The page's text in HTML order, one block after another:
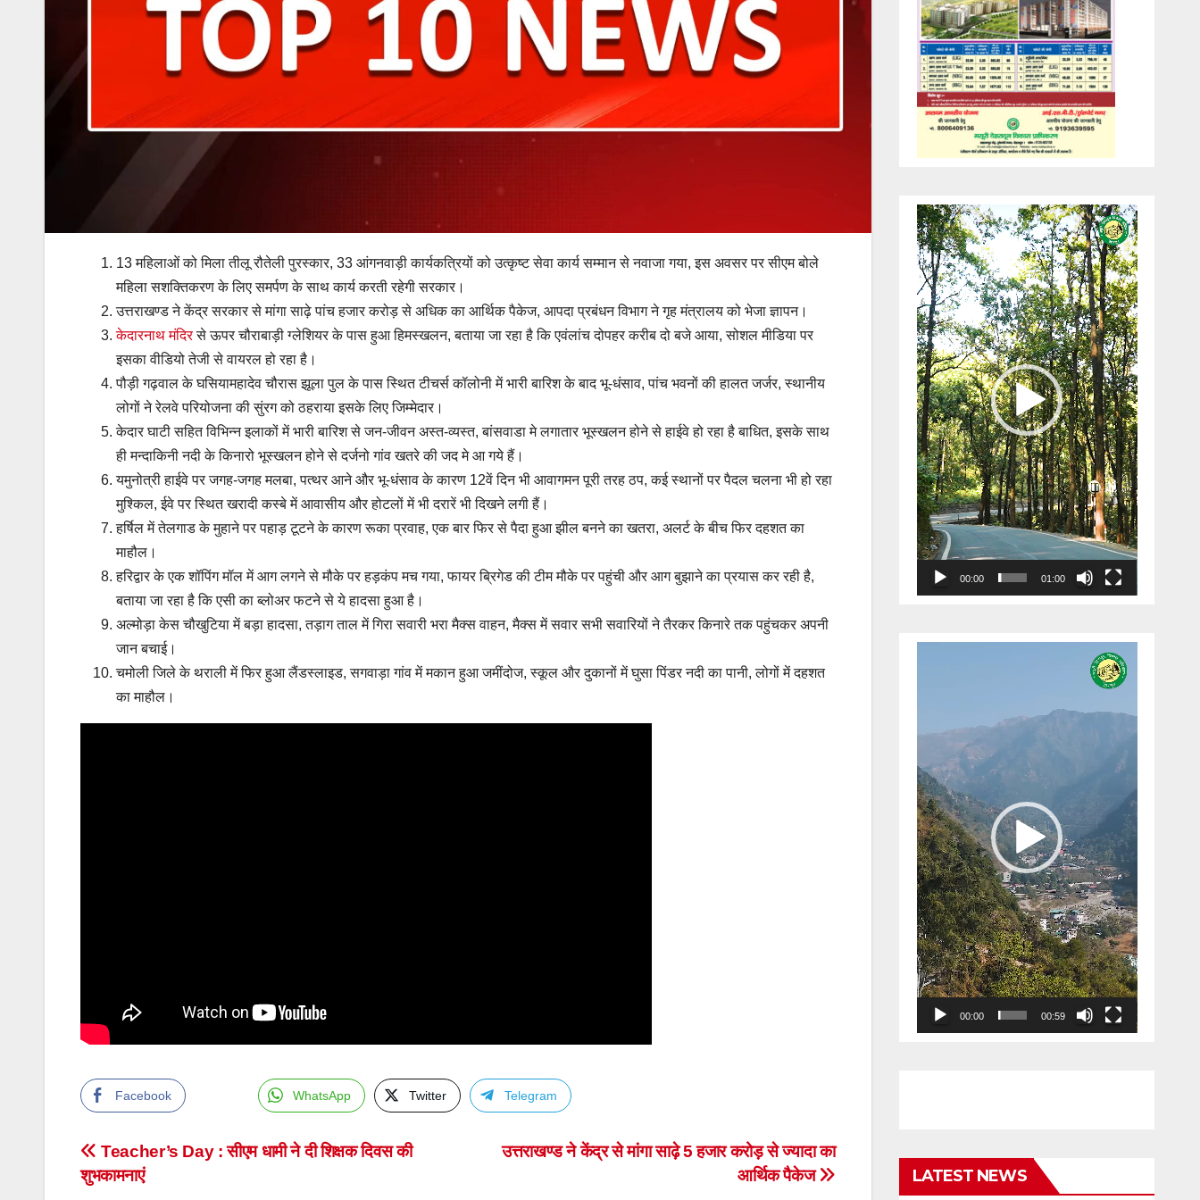
13 महिलाओं को मिला तीलू रौतेली पुरस्कार, 33 आंगनवाड़ी कार्यकत्रियों को उत्कृष्ट सेवा कार्य सम्मान से नवाजा गया, इस अवसर पर सीएम बोले
महिला सशक्तिकरण के लिए समर्पण के साथ कार्य करती रहेगी सरकार।
उत्तराखण्ड ने केंद्र सरकार से मांगा साढ़े पांच हजार करोड़ से अधिक का आर्थिक पैकेज, आपदा प्रबंधन विभाग ने गृह मंत्रालय को भेजा ज्ञापन।
केदारनाथ मंदिरसे ऊपर चौराबाड़ी ग्लेशियर के पास हुआ हिमस्खलन, बताया जा रहा है कि एवंलांच दोपहर करीब दो बजे आया, सोशल मीडिया पर
इसका वीडियो तेजी से वायरल हो रहा है।
पौड़ी गढ़वाल के घसियामहादेव चौरास झूला पुल के पास स्थित टीचर्स कॉलोनी में भारी बारिश के बाद भू-धंसाव, पांच भवनों की हालत जर्जर, स्थानीय
लोगों ने रेलवे परियोजना की सुंरग को ठहराया इसके लिए जिम्मेदार।
केदार घाटी सहित विभिन्न इलाकों में भारी बारिश से जन-जीवन अस्त-व्यस्त, बांसवाडा मे लगातार भूस्खलन होने से हाईवे हो रहा है बाधित, इसके साथ
ही मन्दाकिनी नदी के किनारो भूस्खलन होने से दर्जनो गांव खतरे की जद मे आ गये हैं।
यमुनोत्री हाईवे पर जगह-जगह मलबा, पत्थर आने और भू-धंसाव के कारण 12वें दिन भी आवागमन पूरी तरह ठप, कई स्थानों पर पैदल चलना भी हो रहा
मुश्किल, ईवे पर स्थित खरादी कस्बे में आवासीय और होटलों में भी दरारें भी दिखने लगी हैं।
हर्षिल में तेलगाड के मुहाने पर पहाड़ टूटने के कारण रूका प्रवाह, एक बार फिर से पैदा हुआ झील बनने का खतरा, अलर्ट के बीच फिर दहशत का
माहौल।
हरिद्वार के एक शॉपिंग मॉल में आग लगने से मौके पर हड़कंप मच गया, फायर ब्रिगेड की टीम मौके पर पहुंची और आग बुझाने का प्रयास कर रही है,
बताया जा रहा है कि एसी का ब्लोअर फटने से ये हादसा हुआ है।
अल्मोड़ा केस चौखुटिया में बड़ा हादसा, तड़ाग ताल में गिरा सवारी भरा मैक्स वाहन, मैक्स में सवार सभी सवारियों ने तैरकर किनारे तक पहुंचकर अपनी
जान बचाई।
चमोली जिले के थराली में फिर हुआ लैंडस्लाइड, सगवाड़ा गांव में मकान हुआ जमींदोज, स्कूल और दुकानों में घुसा पिंडर नदी का पानी, लोगों में दहशत
का माहौल।
Facebook WhatsApp Twitter Telegram
Post
उत्तराखण्ड ने केंद्र से मांगा साढ़े 5 हजार करोड़ से ज्यादा का
आर्थिक पैकेज
Teacher’s Day : सीएम धामी ने दी शिक्षक दिवस की
शुभकामनाएं
Video
Player
00:00 01:00
00:00 00:59
LATEST NEWS